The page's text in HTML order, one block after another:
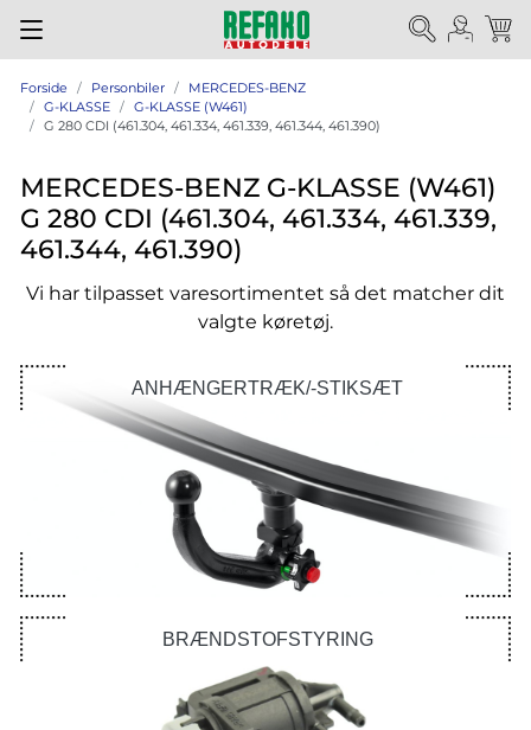
Forside Personbiler
MERCEDES-BENZ
G-KLASSE
G-KLASSE (W461)
G 280 CDI (461.304, 461.334, 461.339, 461.344, 461.390)
MERCEDES-BENZ G-KLASSE (W461)
G 280 CDI (461.304, 461.334, 461.339,
461.344, 461.390)
Vi har tilpasset varesortimentet så det matcher dit
valgte køretøj.
ANHÆNGERTRÆK/-STIKSÆT
BRÆNDSTOFSTYRING